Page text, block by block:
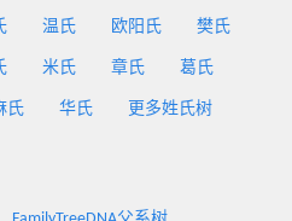
温氏 欧阳氏 樊氏
米氏 章氏 葛氏
氏 华氏 更多姓氏树